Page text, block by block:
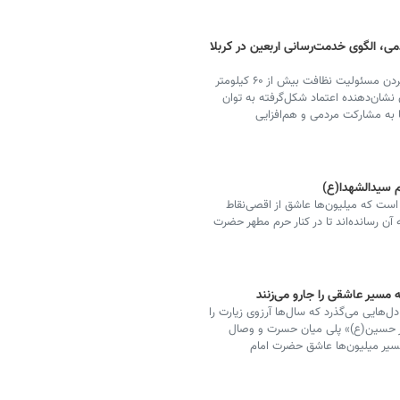
الگوی خدمت‌رسانی اربعین در کربلا
نماینده مردم اصفهان در مجلس شورای اسلامی گفت: سپردن مسئولیت نظافت بیش از ۶۰ کیلومتر
نشان‌دهنده اعتماد شکل‌گرفته به توان
به مشارکت مردمی و هم‌افزایی
سیدالشهدا(ع)
که میلیون‌ها عاشق از اقصی‌نقاط
رسانده‌اند تا در کنار حرم مطهر حضرت
عاشقی را جارو می‌زنند
دل‌هایی می‌گذرد که سال‌ها آرزوی زیارت را
حسین(ع)» پلی میان حسرت و وصال
میلیون‌ها عاشق حضرت امام